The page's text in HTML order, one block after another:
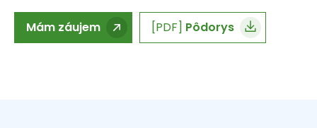
Mám záujem [PDF] Pôdorys